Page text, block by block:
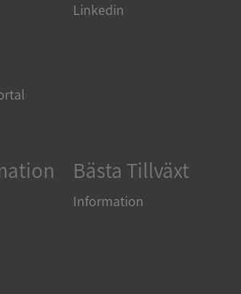
Linkedin
Bästa Tillväxt
Information